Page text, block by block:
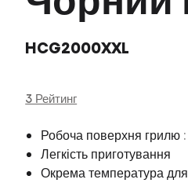
HCG2000XXL
3 Рейтинг
Робоча поверхня грилю
Легкість приготування
Окрема температура для